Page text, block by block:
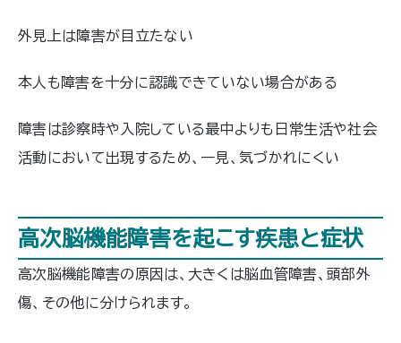
どうぞ最後までお付き合いください。
外見上は障害が目立たない
本人も障害を十分に認識できていない場合がある
障害は診察時や入院している最中よりも日常生活や社会
活動において出現するため、一見、気づかれにくい
高次脳機能障害を起こす疾患と症状
高次脳機能障害の原因は、大きくは脳血管障害、頭部外
傷、その他に分けられます。